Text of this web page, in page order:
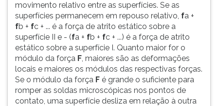
movimento relativo entre as superfícies. Se as
superfícies permanecem em repouso relativo, fa +
fb + fc + ... é a força de atrito estático sobre a
superfície II e - (fa + fb + fc + ...) é a força de atrito
estático sobre a superfície I. Quanto maior for o
módulo da força F, maiores são as deformações
locais e maiores os módulos das respectivas forças.
Se o módulo da força F é grande o suficiente para
romper as soldas microscópicas nos pontos de
contato, uma superfície desliza em relação à outra